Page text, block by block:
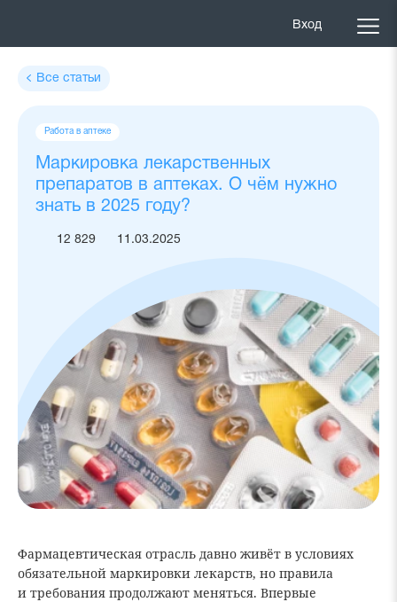
Вход
Все статьи
Маркировка лекарственных
препаратов в аптеках. О чём нужно
знать в 2025 году?
Теги
Работа в аптеке
12 829 11.03.2025
Фармацевтическая отрасль давно живёт в условиях
обязательной маркировки лекарств, но правила
и требования продолжают меняться. Впервые